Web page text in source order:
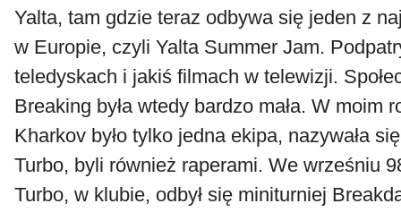
Yalta, tam gdzie teraz odbywa się jeden z
w Europie, czyli Yalta Summer Jam.
teledyskach i jakiś filmach w telewizji.
Breaking była wtedy bardzo mała. W moim
Kharkov było tylko jedna ekipa, nazywała
Turbo, byli również raperami. We wrześniu
Turbo, w klubie, odbył się miniturniej